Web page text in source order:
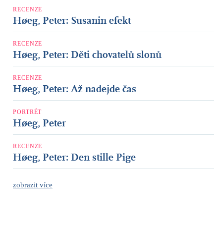
RECENZE
Høeg, Peter: Susanin efekt
RECENZE
Høeg, Peter: Děti chovatelů slonů
RECENZE
Høeg, Peter: Až nadejde čas
PORTRÉT
Høeg, Peter
RECENZE
Høeg, Peter: Den stille Pige
zobrazit více